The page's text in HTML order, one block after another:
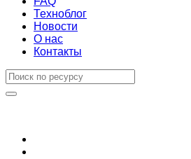
Техноблог
Новости
О нас
Контакты